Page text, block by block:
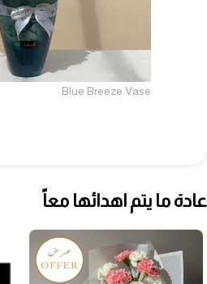
Blue Breeze Vase
عادة ما يتم اهدائها معاً